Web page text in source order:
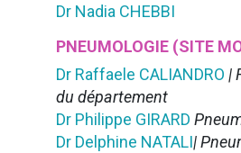
Dr Nadia CHEBBI
PNEUMOLOGIE (SITE
Dr Raffaele CALIANDRO |
du département
Dr Philippe GIRARD
Dr Delphine NATALI|